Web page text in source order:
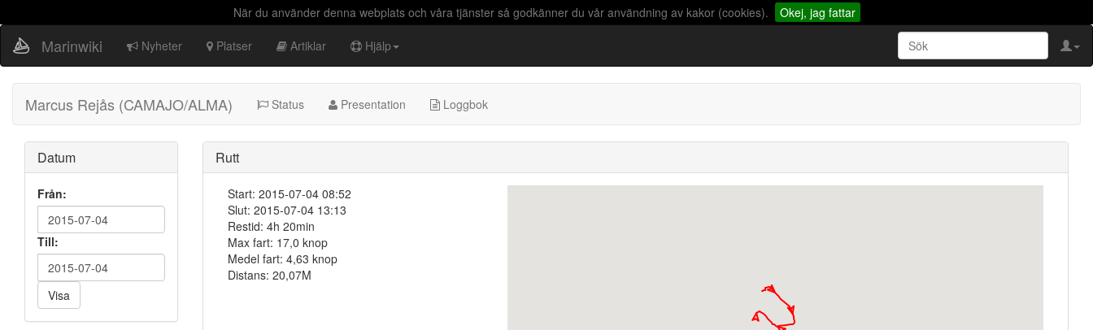
När du använder denna webplats och våra tjänster så godkänner du vår användning av kakor (cookies). Okej, jag fattar
Marinwiki Nyheter Platser Artiklar Hjälp
Marcus Rejås (CAMAJO/ALMA) Status Presentation Loggbok
Datum
Från:
Till:
Visa
Rutt
Start: 2015-07-04 08:52
Slut: 2015-07-04 13:13
Restid: 4h 20min
Max fart: 17,0 knop
Medel fart: 4,63 knop
Distans: 20,07M